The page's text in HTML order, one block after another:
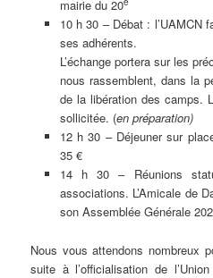
mairie du 20
10 h 30 – Débat : l’UAMCN
ses adhérents.
L’échange portera sur les
nous rassemblent, dans la
de la libération des camps.
sollicitée. (en préparation)
12 h 30 – Déjeuner sur
35 €
14 h 30 – Réunions
associations. L’Amicale de
son Assemblée Générale
Nous vous attendons nombreux
suite à l’officialisation de